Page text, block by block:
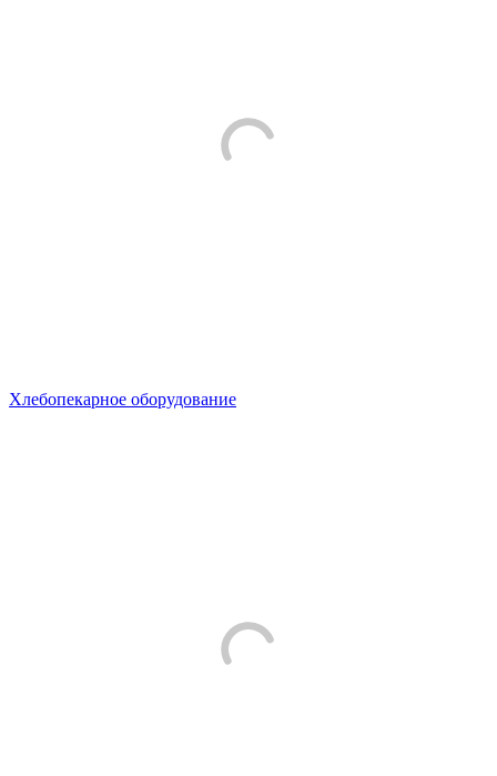
Хлебопекарное оборудование